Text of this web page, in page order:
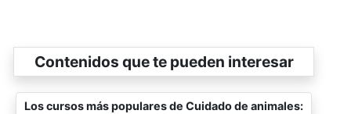
Contenidos que te pueden interesar
Los cursos más populares de Cuidado de animales: